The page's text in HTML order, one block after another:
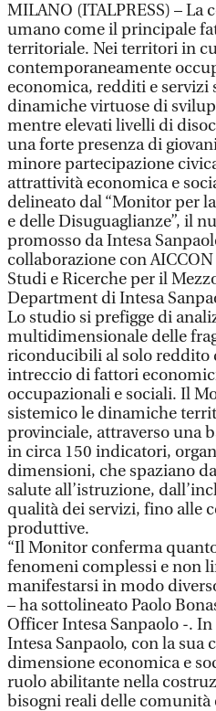
MILANO (ITALPRESS) – La
umano come il principale
territoriale. Nei territori in
contemporaneamente
economica, redditi e
dinamiche virtuose di
mentre elevati livelli di
una forte presenza di
minore partecipazione
attrattività economica e
delineato dal “Monitor per
e delle Disuguaglianze”, il
promosso da Intesa
collaborazione con
Studi e Ricerche per il
Department di Intesa
Lo studio si prefigge di
multidimensionale delle
riconducibili al solo reddito
intreccio di fattori
occupazionali e sociali. Il
sistemico le dinamiche
provinciale, attraverso una
in circa 150 indicatori,
dimensioni, che spaziano
salute all’istruzione,
qualità dei servizi, fino alle
produttive.
“Il Monitor conferma
fenomeni complessi e non
manifestarsi in modo
– ha sottolineato Paolo
Officer Intesa Sanpaolo -.
Intesa Sanpaolo, con la sua
dimensione economica e
ruolo abilitante nella
bisogni reali delle comunità